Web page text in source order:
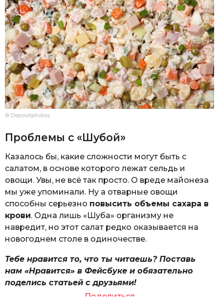
© Depositphotos
Проблемы с «Шубой»
Казалось бы, какие сложности могут быть с
салатом, в основе которого лежат сельдь и
овощи. Увы, не всё так просто. О вреде майонеза
мы уже упоминали. Ну а отварные овощи
способны серьезно повысить объемы сахара в
крови. Одна лишь «Шуба» организму не
навредит, но этот салат редко оказывается на
новогоднем столе в одиночестве.
Тебе нравится то, что ты читаешь? Поставь
нам «Нравится» в Фейсбуке и обязательно
поделись статьей с друзьями!
Поделиться